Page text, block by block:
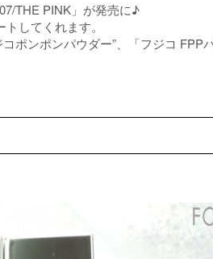
THE PINK」が発売に♪
してくれます。
ポンポンパウダー”、「フジコ FPP